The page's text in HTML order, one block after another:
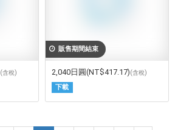
(含稅)
販售期間結束
2,040日圓(NT$417.17)(含稅)
下載